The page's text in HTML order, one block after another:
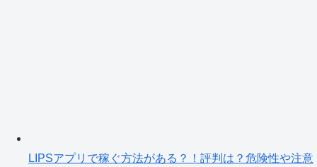
LIPSアプリで稼ぐ方法がある？！評判は？危険性や注意